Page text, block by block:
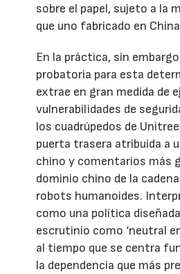
sobre el papel, sujeto a la
que uno fabricado en
En la práctica, sin
probatoria para esta
extrae en gran medida de
vulnerabilidades de
los cuadrúpedos de
puerta trasera atribuida a
chino y comentarios más
dominio chino de la
robots humanoides.
como una política
escrutinio como ‘neutral
al tiempo que se centra
la dependencia que más